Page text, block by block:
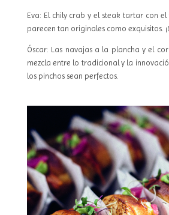
Eva: El chily crab y el steak tartar con
parecen tan originales como exquisitos.
Óscar: Las navajas a la plancha y el
mezcla entre lo tradicional y la
los pinchos sean perfectos.